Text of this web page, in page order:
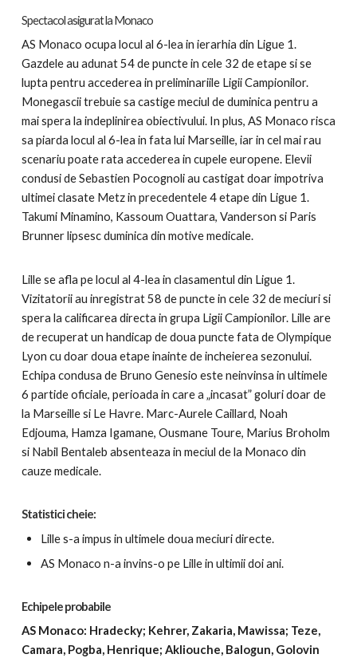
Spectacol asigurat la Monaco
AS Monaco ocupa locul al 6-lea in ierarhia din Ligue 1.
Gazdele au adunat 54 de puncte in cele 32 de etape si se
lupta pentru accederea in preliminariile Ligii Campionilor.
Monegascii trebuie sa castige meciul de duminica pentru a
mai spera la indeplinirea obiectivului. In plus, AS Monaco risca
sa piarda locul al 6-lea in fata lui Marseille, iar in cel mai rau
scenariu poate rata accederea in cupele europene. Elevii
condusi de Sebastien Pocognoli au castigat doar impotriva
ultimei clasate Metz in precedentele 4 etape din Ligue 1.
Takumi Minamino, Kassoum Ouattara, Vanderson si Paris
Brunner lipsesc duminica din motive medicale.
Lille se afla pe locul al 4-lea in clasamentul din Ligue 1.
Vizitatorii au inregistrat 58 de puncte in cele 32 de meciuri si
spera la calificarea directa in grupa Ligii Campionilor. Lille are
de recuperat un handicap de doua puncte fata de Olympique
Lyon cu doar doua etape inainte de incheierea sezonului.
Echipa condusa de Bruno Genesio este neinvinsa in ultimele
6 partide oficiale, perioada in care a „incasat” goluri doar de
la Marseille si Le Havre. Marc-Aurele Caillard, Noah
Edjouma, Hamza Igamane, Ousmane Toure, Marius Broholm
si Nabil Bentaleb absenteaza in meciul de la Monaco din
cauze medicale.
Statistici cheie:
Lille s-a impus in ultimele doua meciuri directe.
AS Monaco n-a invins-o pe Lille in ultimii doi ani.
Echipele probabile
AS Monaco: Hradecky; Kehrer, Zakaria, Mawissa; Teze,
Camara, Pogba, Henrique; Akliouche, Balogun, Golovin